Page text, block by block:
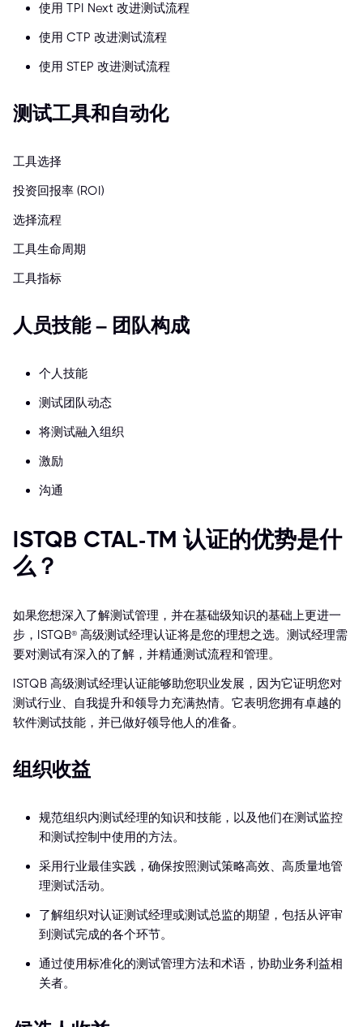
使用 TPI Next 改进测试流程
使用 CTP 改进测试流程
使用 STEP 改进测试流程
测试工具和自动化
工具选择
投资回报率 (ROI)
选择流程
工具生命周期
工具指标
人员技能 – 团队构成
个人技能
测试团队动态
将测试融入组织
激励
沟通
ISTQB CTAL-TM 认证的优势是什
么？
如果您想深入了解测试管理，并在基础级知识的基础上更进一
步，ISTQB® 高级测试经理认证将是您的理想之选。测试经理需
要对测试有深入的了解，并精通测试流程和管理。
ISTQB 高级测试经理认证能够助您职业发展，因为它证明您对
测试行业、自我提升和领导力充满热情。它表明您拥有卓越的
软件测试技能，并已做好领导他人的准备。
组织收益
规范组织内测试经理的知识和技能，以及他们在测试监控
和测试控制中使用的方法。
采用行业最佳实践，确保按照测试策略高效、高质量地管
理测试活动。
了解组织对认证测试经理或测试总监的期望，包括从评审
到测试完成的各个环节。
通过使用标准化的测试管理方法和术语，协助业务利益相
关者。